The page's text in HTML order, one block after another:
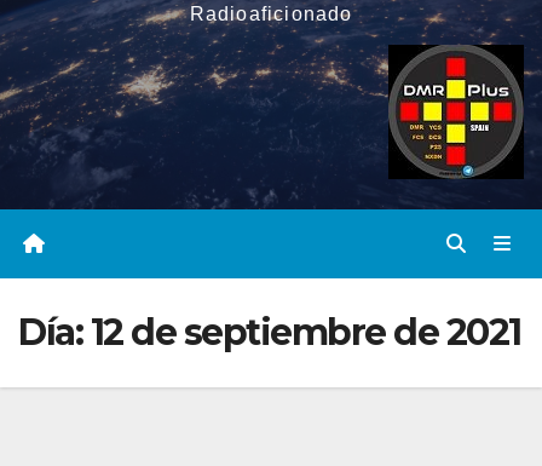
Radioaficionado
Día:12 de septiembre de 2021